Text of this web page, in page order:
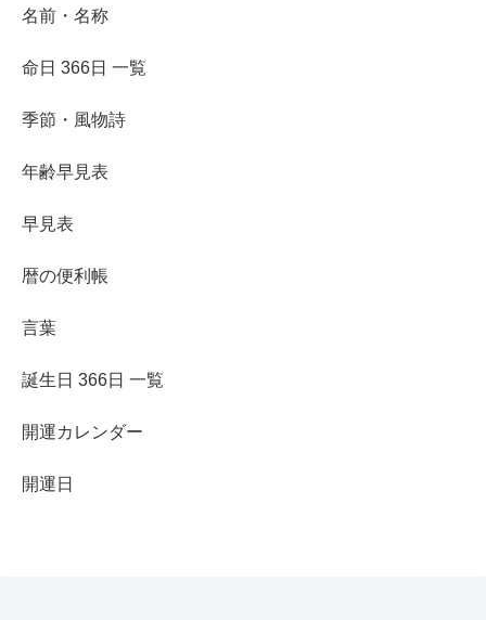
名前・名称
命日 366日 一覧
季節・風物詩
年齢早見表
早見表
暦の便利帳
言葉
誕生日 366日 一覧
開運カレンダー
開運日